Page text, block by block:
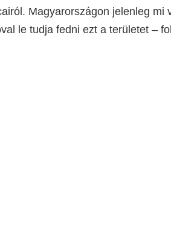
Magyarországon jelenleg mi
le tudja fedni ezt a területet –